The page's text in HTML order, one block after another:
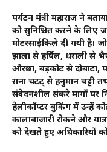
पर्यटन मंत्री महाराज ने
को सुनिश्चित करने के लिए
मोटरसाईकिले दी गयी है।
झाला से हर्षिल, धराली से
औरछा, बड़कोट से दोबाटा,
राना चटट् से हनुमान चट्टी
संवेदनशील संकरे मार्गों पर
हेलीकॉप्टर बुकिंग में उन्हें
कालाबाजारी रोकने और
को देखते हुए अधिकारियों